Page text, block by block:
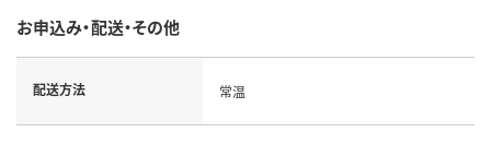
お申込み・配送・その他
配送方法 常温